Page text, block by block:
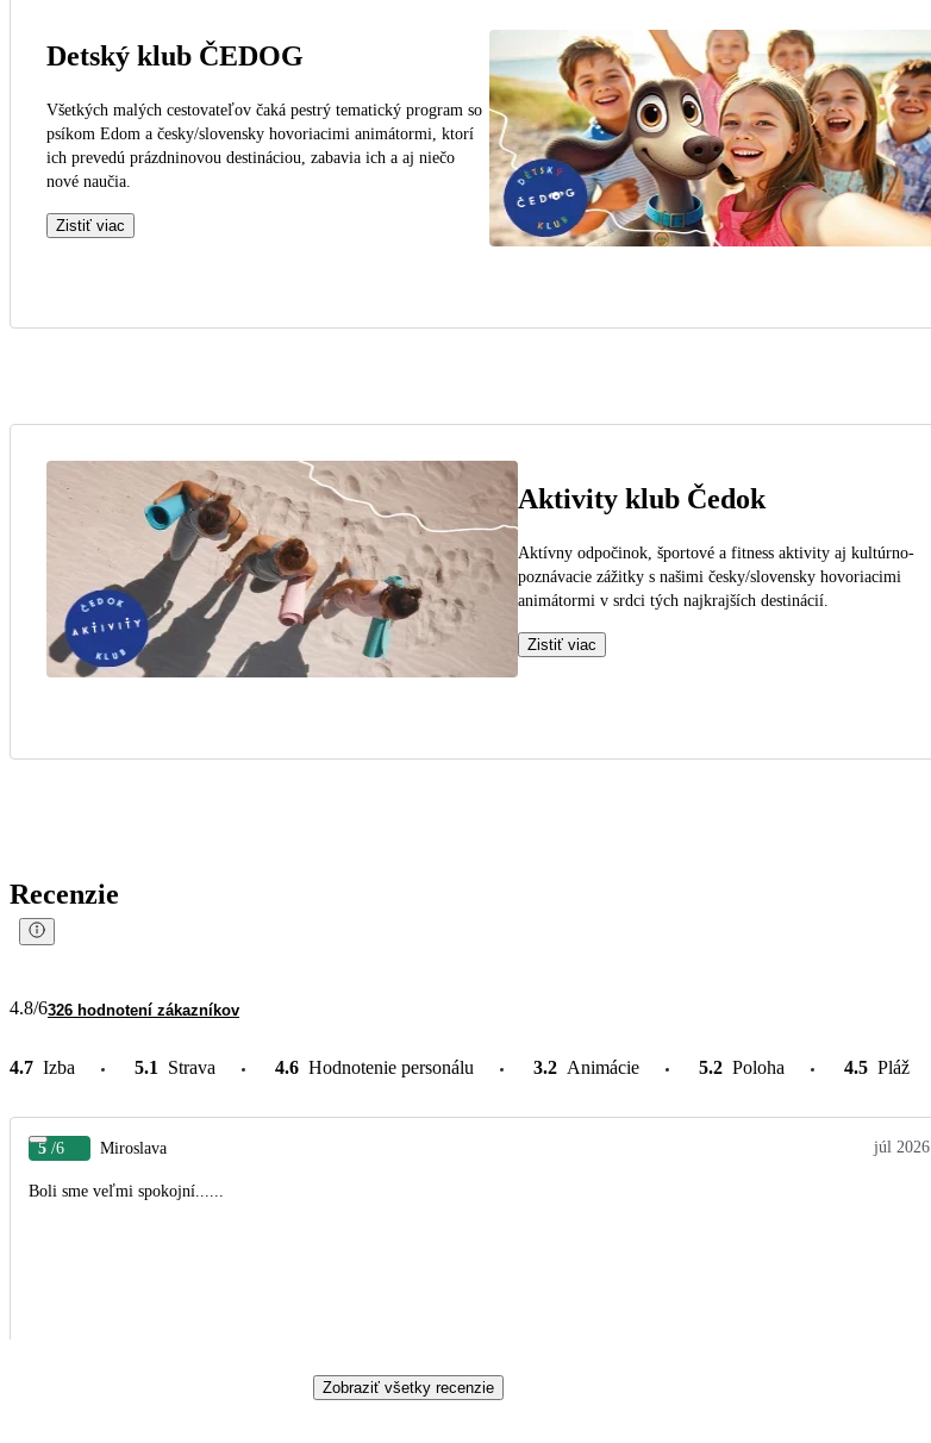
Detský klub ČEDOG
Všetkých malých cestovateľov čaká pestrý tematický program so
psíkom Edom a česky/slovensky hovoriacimi animátormi, ktorí
ich prevedú prázdninovou destináciou, zabavia ich a aj niečo
nové naučia.
Zistiť viac
Aktivity klub Čedok
Aktívny odpočinok, športové a fitness aktivity aj kultúrno-
poznávacie zážitky s našimi česky/slovensky hovoriacimi
animátormi v srdci tých najkrajších destinácií.
Zistiť viac
Recenzie
4.8/6326 hodnotení zákazníkov
4.7 Izba 5.1 Strava 4.6 Hodnotenie personálu 3.2 Animácie 5.2 Poloha 4.5 Pláž
5 /6 Miroslava júl 2026
Boli sme veľmi spokojní......
Zobraziť všetky recenzie